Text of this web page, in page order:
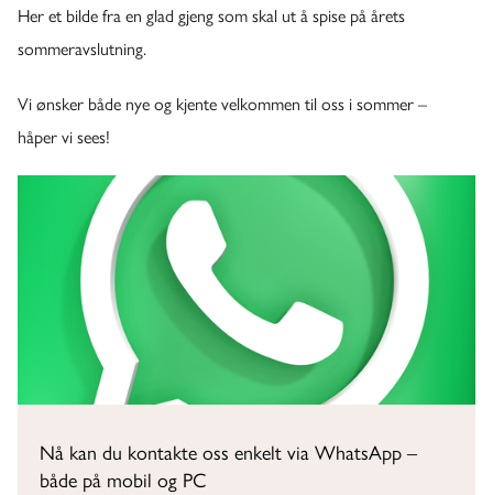
Her et bilde fra en glad gjeng som skal ut å spise på årets
sommeravslutning.
Vi ønsker både nye og kjente velkommen til oss i sommer –
håper vi sees!
Nå kan du kontakte oss enkelt via WhatsApp –
både på mobil og PC